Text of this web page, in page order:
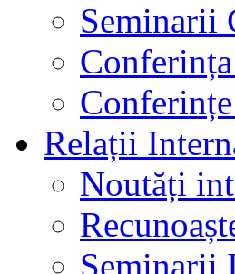
Seminarii
Relații
Noutăți
Seminarii